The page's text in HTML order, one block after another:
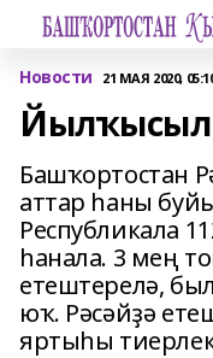
Новости 21 МАЯ 2020,
Башҡортостан
аттар һаны
Республикала
һанала. 3 мең
етештерелә,
юҡ. Рәсәйҙә
яртыһы